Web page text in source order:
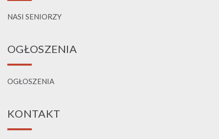
NASI SENIORZY
OGŁOSZENIA
OGŁOSZENIA
KONTAKT